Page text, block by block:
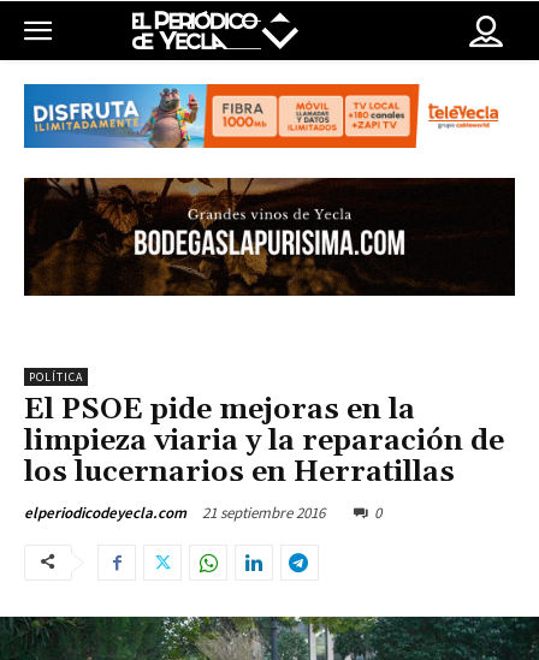
POLÍTICA
El PSOE pide mejoras en la
limpieza viaria y la reparación de
los lucernarios en Herratillas
elperiodicodeyecla.com 21 septiembre 2016 0